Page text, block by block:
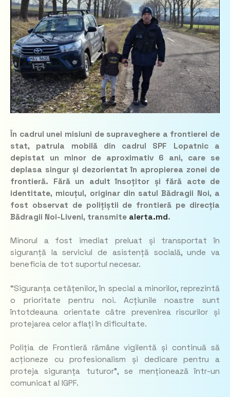
În cadrul unei misiuni de supraveghere a frontierei de
stat, patrula mobilă din cadrul SPF Lopatnic a
depistat un minor de aproximativ 6 ani, care se
deplasa singur și dezorientat în apropierea zonei de
frontieră. Fără un adult însoțitor și fără acte de
identitate, micuțul, originar din satul Bădragii Noi, a
fost observat de polițiștii de frontieră pe direcția
Bădragii Noi-Liveni, transmite alerta.md.
Minorul a fost imediat preluat și transportat în
siguranță la serviciul de asistență socială, unde va
beneficia de tot suportul necesar.
“Siguranța cetățenilor, în special a minorilor, reprezintă
o prioritate pentru noi. Acțiunile noastre sunt
întotdeauna orientate către prevenirea riscurilor și
protejarea celor aflați în dificultate.
Poliția de Frontieră rămâne vigilentă și continuă să
acționeze cu profesionalism și dedicare pentru a
proteja siguranța tuturor”, se menționează într-un
comunicat al IGPF.